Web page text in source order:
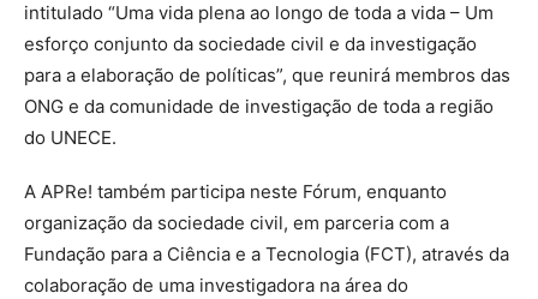
intitulado “Uma vida plena ao longo de toda a vida – Um
esforço conjunto da sociedade civil e da investigação
para a elaboração de políticas”, que reunirá membros das
ONG e da comunidade de investigação de toda a região
do UNECE.
A APRe! também participa neste Fórum, enquanto
organização da sociedade civil, em parceria com a
Fundação para a Ciência e a Tecnologia (FCT), através da
colaboração de uma investigadora na área do